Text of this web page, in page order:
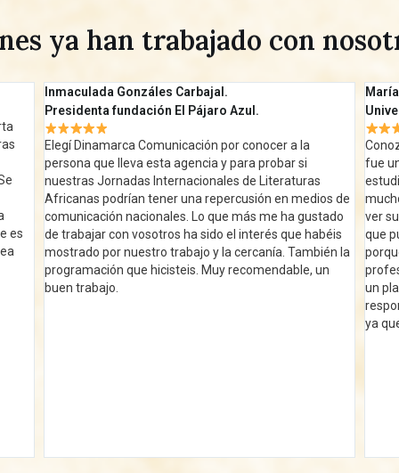
ya han trabajado con
la
María Begoña
Universidad Complutense de Madrid
Conozco a Diana desde que era estudiante, siempre
fue una alumna destacada, reflexiva, crítica y buena
estudiante. Desde ese momento (y han pasado ya
muchos años) hemos seguido en contacto y he podido
ver su crecimiento personal y profesional, y siempre
que puedo busco colaborar con ella y con su empresa,
porque son reflejo de la honestidad y el compromiso
profesional que busco en mi vida y trabajo. Siempre es
un placer trabajar con Diana, porque es cumplidora y
solo